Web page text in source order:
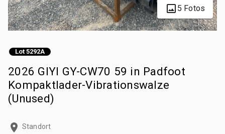
5 Fotos
Lot 5292A
2026 GIYI GY-CW70 59 in Padfoot
Kompaktlader-Vibrationswalze
(Unused)
Standort